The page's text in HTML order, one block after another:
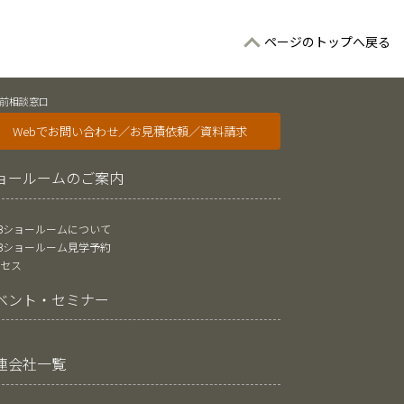
ページのトップへ戻る
相談窓口
Webでお問い合わせ／お見積依頼／資料請求
ールームのご案内
ショールームについて
ショールーム見学予約
ス
ント・セミナー
会社一覧